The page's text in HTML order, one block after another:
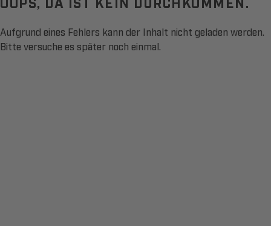
Aufgrund eines Fehlers kann der Inhalt nicht geladen werden.
Bitte versuche es später noch einmal.